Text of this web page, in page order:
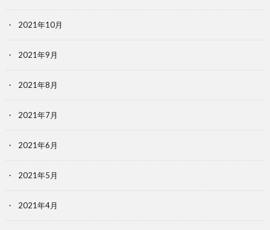
2021年10月
2021年9月
2021年8月
2021年7月
2021年6月
2021年5月
2021年4月